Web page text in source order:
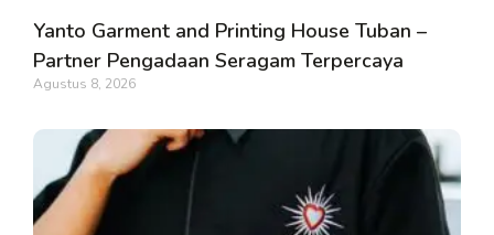
Yanto Garment and Printing House Tuban –
Partner Pengadaan Seragam Terpercaya
Agustus 8, 2026